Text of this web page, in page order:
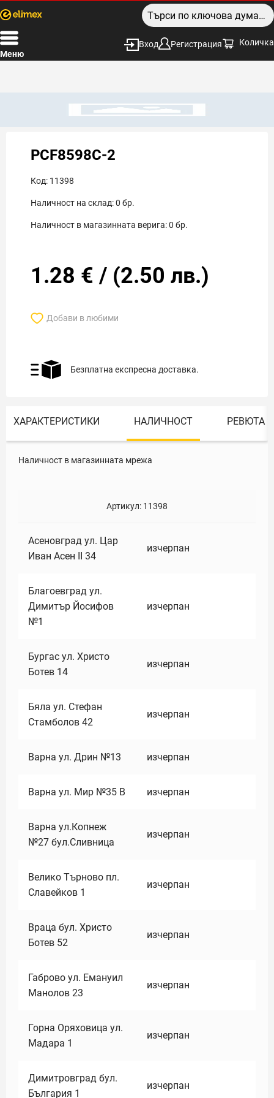
Меню
Вход Регистрация Количка
PCF8598C-2
Код: 11398
Наличност на склад:0 бр.
Наличност в магазинната верига:0 бр.
1.28 € / (2.50 лв.)
Добави в любими
Безплатна експресна доставка.
ХАРАКТЕРИСТИКИ НАЛИЧНОСТ РЕВЮТА
Наличност в магазинната мрежа
Артикул: 11398
Асеновград ул. Цар
Иван Асен II 34
изчерпан
Благоевград ул.
Димитър Йосифов
№1
изчерпан
Бургас ул. Христо
Ботев 14
изчерпан
Бяла ул. Стефан
Стамболов 42
изчерпан
Варна ул. Дрин №13 изчерпан
Варна ул. Мир №35 В изчерпан
Варна ул.Копнеж
№27 бул.Сливница
изчерпан
Велико Търново пл.
Славейков 1
изчерпан
Враца бул. Христо
Ботев 52
изчерпан
Габрово ул. Емануил
Манолов 23
изчерпан
Горна Оряховица ул.
Мадара 1
изчерпан
Димитровград бул.
България 1
изчерпан